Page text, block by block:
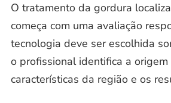
O tratamento da gordura
começa com uma avaliação
tecnologia deve ser escolhida
o profissional identifica a origem
características da região e os